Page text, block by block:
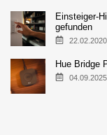
Einsteiger-
gefunden
Hue Bridge